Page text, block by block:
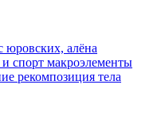
юровских, алёна
и спорт макроэлементы
рекомпозиция тела